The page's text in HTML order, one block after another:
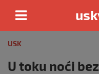
content
USK
U toku noći